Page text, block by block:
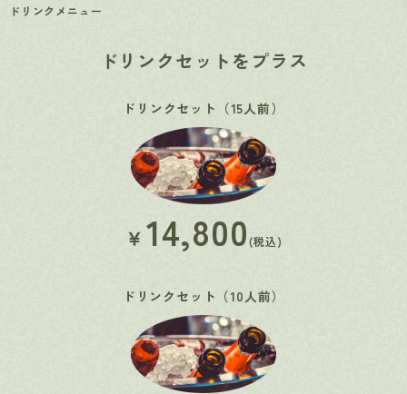
ドリンクメニュー
ドリンクセットをプラス
ドリンクセット（15人前）
￥ 14,800(税込)
ドリンクセット（10人前）